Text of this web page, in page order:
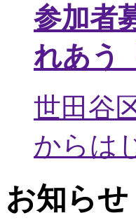
参加者
れあう
世田谷
からは
お知ら